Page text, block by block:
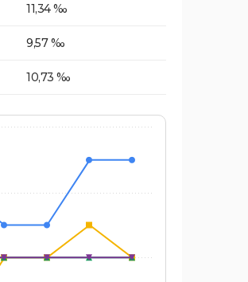
11,34 ‰
9,57 ‰
10,73 ‰